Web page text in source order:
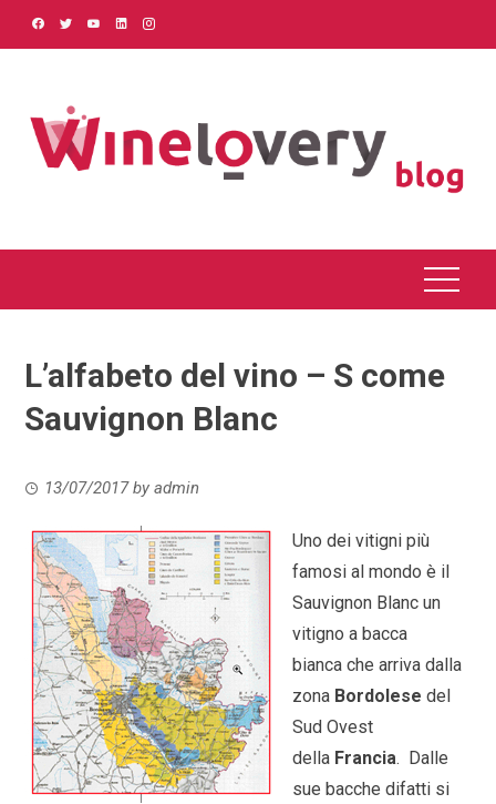
L’alfabeto del vino – S come
Sauvignon Blanc
13/07/2017byadmin
Uno dei vitigni più
famosi al mondo è il
Sauvignon Blanc un
vitigno a bacca
bianca che arriva dalla
zona Bordolese del
Sud Ovest
della Francia. Dalle
sue bacche difatti si